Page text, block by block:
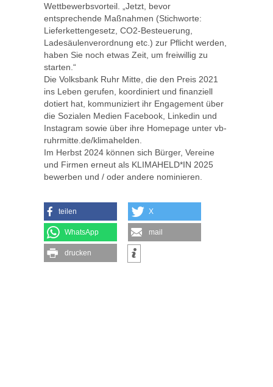
Wettbewerbsvorteil. „Jetzt, bevor
entsprechende Maßnahmen (Stichworte:
Lieferkettengesetz, CO2-Besteuerung,
Ladesäulenverordnung etc.) zur Pflicht werden,
haben Sie noch etwas Zeit, um freiwillig zu
starten.“
Die Volksbank Ruhr Mitte, die den Preis 2021
ins Leben gerufen, koordiniert und finanziell
dotiert hat, kommuniziert ihr Engagement über
die Sozialen Medien Facebook, Linkedin und
Instagram sowie über ihre Homepage unter vb-
ruhrmitte.de/klimahelden.
Im Herbst 2024 können sich Bürger, Vereine
und Firmen erneut als KLIMAHELD*IN 2025
bewerben und / oder andere nominieren.
teilen X
WhatsApp mail
drucken